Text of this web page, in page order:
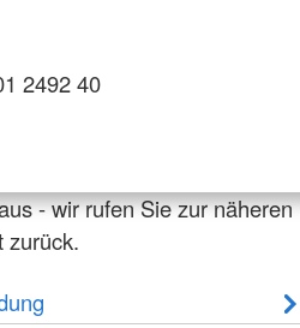
2492 40
- wir rufen Sie zur näheren
zurück.